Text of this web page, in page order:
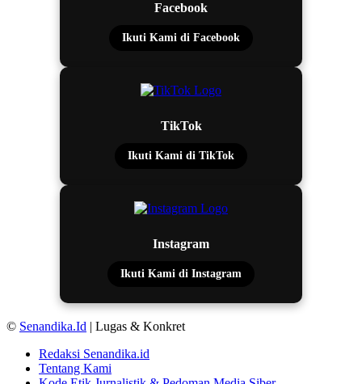
Facebook
Ikuti Kami di Facebook
TikTok
Ikuti Kami di TikTok
Instagram
Ikuti Kami di Instagram
© Senandika.Id | Lugas & Konkret
Redaksi Senandika.id
Tentang Kami